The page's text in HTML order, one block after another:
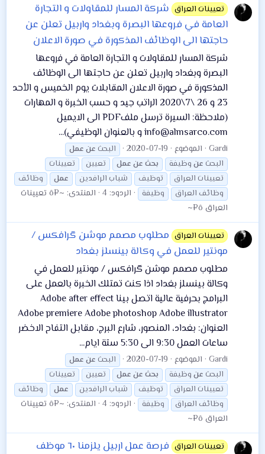
تعيينات العراق شركة المسار للمقاولات و التجارة
العامة في فروعها البصرة وبغداد واربيل تعلن عن
حاجتها الى الوظائف المذكورة في صورة الاعلان
شركة المسار للمقاولات و التجارة العامة في فروعها
البصرة وبغداد واربيل تعلن عن حاجتها الى الوظائف
المذكورة في صورة الاعلان المقابلات يوم الخميس و الأحد
23 و 26 \7\2020 الراتب جيد و حسب الخبرة و المهارات
(ملاحظة: السيرة ترسل ملفPDF الى الايميل
info@almsarco.com و بالعنوان الوظيفي)...
Gardi الموضوع 2020-07-19 البحث عن عمل
البحث عن وظيفة بحث عن عمل تعيين
تعيينات
تعيينات العراق
توظيف شباب الرافدين عمل
وظائف
وظائف العراق
وظيفة الردود: 4 المنتدى:
~¤ô تعيينات
العراق ô¤~
تعيينات العراق مطلوب مصمم موشن گرافكس /
مونتير للعمل في وكالة بينسلز بغداد
مطلوب مصمم موشن گرافكس / مونتير للعمل في
وكالة بينسلز بغداد اذا كنت تمتلك الخبرة بالعمل على
البرامج بحرفية عالية اتصل بينا Adobe after effect
Adobe premiere Adobe photoshop Adobe illustrator
العنوان: بغداد، المنصور، شارع البرج، مقابل التفاح الاخضر
ساعات العمل 9:30 الى 5:30 ستة ايام...
Gardi الموضوع 2020-07-19 البحث عن عمل
البحث عن وظيفة بحث عن عمل تعيين
تعيينات
تعيينات العراق
توظيف شباب الرافدين عمل
وظائف
وظائف العراق
وظيفة الردود: 4 المنتدى:
~¤ô تعيينات
العراق ô¤~
تعيينات العراق فرصة عمل اربيل يلزمنا ٦٠ موظف